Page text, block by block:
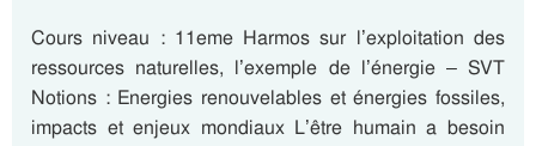
Cours niveau : 11eme Harmos sur l’exploitation des
ressources naturelles, l’exemple de l’énergie – SVT
Notions : Energies renouvelables et énergies fossiles,
impacts et enjeux mondiaux L’être humain a besoin